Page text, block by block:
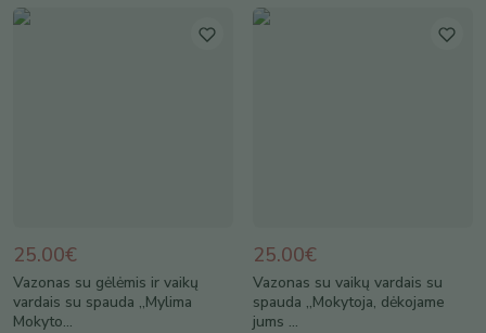
25.00€
Vazonas su gėlėmis ir vaikų
vardais su spauda „Mylima
Mokyto...
25.00€
Vazonas su vaikų vardais su
spauda „Mokytoja, dėkojame
jums ...